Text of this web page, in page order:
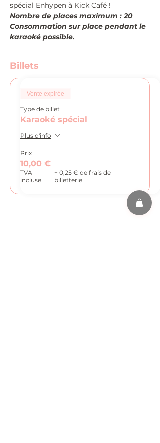
spécial Enhypen à Kick Café !
Nombre de places maximum : 20
Consommation sur place pendant le
karaoké possible.
Billets
Vente expirée
Type de billet
Karaoké spécial
Plus d'info
Prix
10,00 €
TVA
incluse
+ 0,25 € de frais de
billetterie